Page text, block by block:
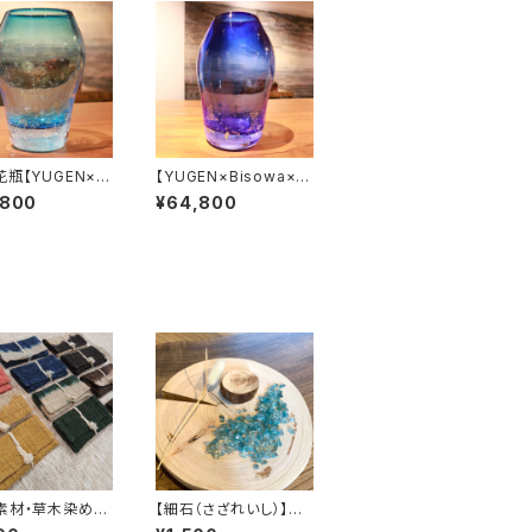
瓶【YUGEN×Bi
HEM
earth】
【YUGEN×Bisowa×C
osmic HEMP on the
earth】 マラカイト花瓶
¥64,800
材・草木染め】
ルドヘンプ
【細石（さざれいし）】ア